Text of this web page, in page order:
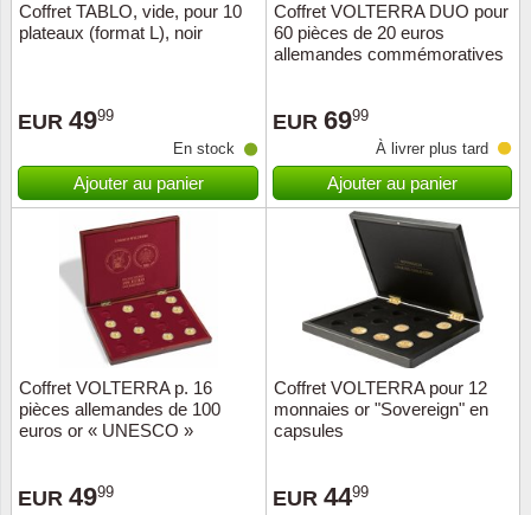
Coffret TABLO, vide, pour 10
plateaux (format L), noir
EUR 4999
En stock
Ajouter au panier
Coffret VOLTERRA DUO pour
60 pièces de 20 euros
allemandes commémoratives
EUR 6999
À livrer plus tard
Ajouter au panier
Coffret VOLTERRA p. 16
pièces allemandes de 100
euros or « UNESCO »
EUR 4999
Coffret VOLTERRA pour 12
monnaies or "Sovereign" en
capsules
EUR 4499
Fleurs
Grèce